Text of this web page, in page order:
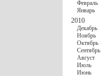
Февраль
Январь
2010
Декабрь
Ноябрь
Октябрь
Сентябрь
Август
Июль
Июнь